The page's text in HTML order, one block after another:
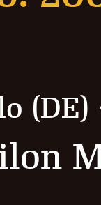
(DE)